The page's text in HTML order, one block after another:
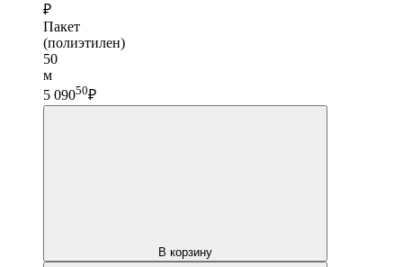
₽
Пакет
(полиэтилен)
50
м
5 09050₽
В корзину